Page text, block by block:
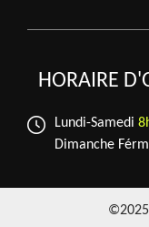
HORAIRE
Lundi-Samedi
Dimanche